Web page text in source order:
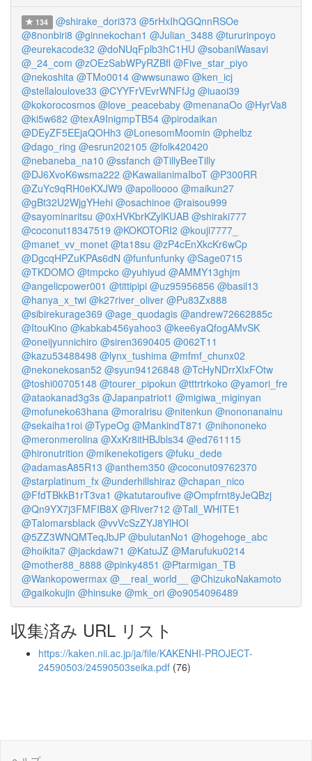
134 @shirake_dori373 @5rHxIhQGQnnRSOe
@8nonbiri8 @ginnekochan1 @Julian_3488 @tururinpoyo
@eurekacode32 @doNUqFplb3hC1HU @sobaniWasavi
@_24_com @zOEzSabWPyRZBfl @Five_star_piyo
@nekoshita @TMo0014 @wwsunawo @ken_icj
@stellaloulove33 @CYYFrVEvrWNFfJg @iuaoi39
@kokorocosmos @love_peacebaby @menanaOo @HyrVa8
@ki5w682 @texA9InigmpTB54 @pirodaikan
@DEyZF5EEjaQOHh3 @LonesomMoomin @phelbz
@dago_ring @esrun202105 @folk420420
@nebaneba_na10 @ssfanch @TillyBeeTilly
@DJ6XvoK6wsma222 @KawaiianimaIboT @P300RR
@ZuYc9qRH0eKXJW9 @apolloooo @maikun27
@gBt32U2WjgYHehi @osachinoe @raisou999
@sayominaritsu @0xHVKbrKZylKUAB @shiraki777
@coconut18347519 @KOKOTORI2 @kouji7777_
@manet_vv_monet @ta18su @zP4cEnXkcKr6wCp
@DgcqHPZuKPAs6dN @funfunfunky @Sage0715
@TKDOMO @tmpcko @yuhiyud @AMMY13ghjm
@angelicpower001 @tittipipi @uz95956856 @basil13
@hanya_x_twi @k27river_oliver @Pu83Zx888
@sibirekurage369 @age_quodagis @andrew72662885c
@ItouKino @kabkab456yahoo3 @kee6yaQfogAMvSK
@oneijyunnichiro @siren3690405 @062T11
@kazu53488498 @lynx_tushima @mfmf_chunx02
@nekonekosan52 @syun94126848 @TcHyNDrrXIxFOtw
@toshi00705148 @tourer_pipokun @tttrtrkoko @yamori_fre
@ataokanad3g3s @Japanpatriot1 @migiwa_miginyan
@mofuneko63hana @moralrisu @nitenkun @nononanainu
@sekaiha1roi @TypeOg @MankindT871 @nihononeko
@meronmerolina @XxKr8itHBJbls34 @ed761115
@hironutrition @mikenekotigers @fuku_dede
@adamasA85R13 @anthem350 @coconut09762370
@starplatinum_fx @underhillshiraz @chapan_nico
@FfdTBkkB1rT3va1 @katutaroufive @Ompfrnt8yJeQBzj
@Qn9YX7j3FMFIB8X @River712 @Tall_WHITE1
@Talomarsblack @vvVcSzZYJ8YlHOI
@5ZZ3WNQMTeqJbJP @bulutanNo1 @hogehoge_abc
@hoikita7 @jackdaw71 @KatuJZ @Marufuku0214
@mother88_8888 @pinky4851 @Ptarmigan_TB
@Wankopowermax @__real_world__
@ChizukoNakamoto
@gaikokujin @hinsuke @mk_ori @o9054096489
収集済み URL リスト
https://kaken.nii.ac.jp/ja/file/KAKENHI-PROJECT-
24590503/24590503seika.pdf (76)